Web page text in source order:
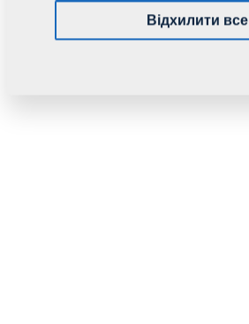
0,0430 Кг
Відхилити все